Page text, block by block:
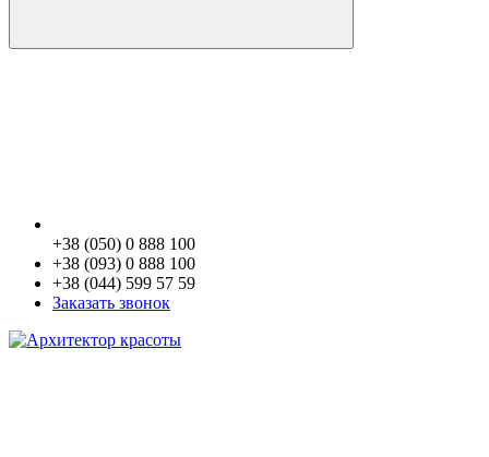
+38 (050) 0 888 100
+38 (093) 0 888 100
+38 (044) 599 57 59
Заказать звонок